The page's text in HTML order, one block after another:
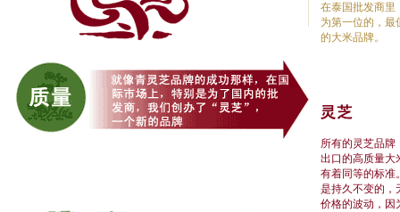
在泰国批发商里
为第一位的，最
的大米品牌。
所有的灵芝品牌
出口的高质量大
有着同等的标准
是持久不变的，
价格的波动，因